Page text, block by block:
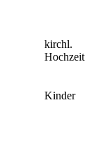
kirchl.
Hochzeit
Kinder